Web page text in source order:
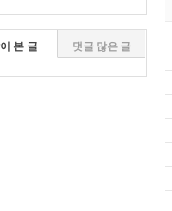
본 글 댓글 많은 글